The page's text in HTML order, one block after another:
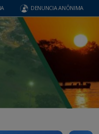
DENUNCIA ANÔNIMA